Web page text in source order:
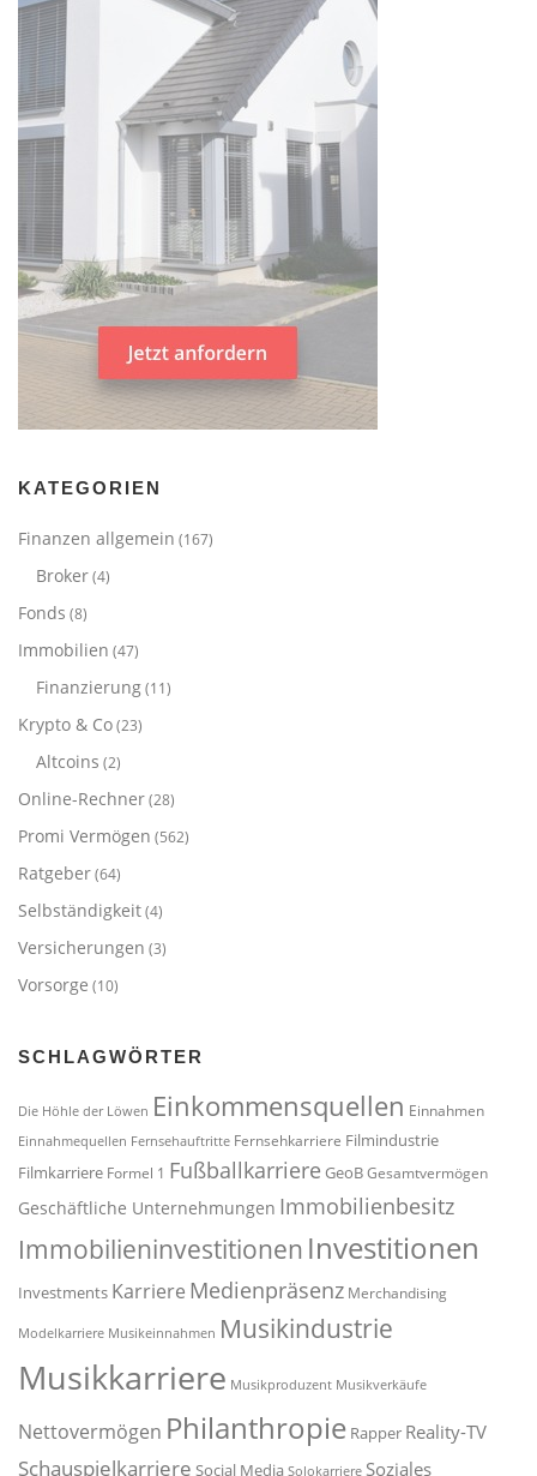
KATEGORIEN
Finanzen allgemein (167)
Broker(4)
Fonds (8)
Immobilien (47)
Finanzierung(11)
Krypto & Co(23)
Altcoins (2)
Online-Rechner(28)
Promi Vermögen (562)
Ratgeber(64)
Selbständigkeit(4)
Versicherungen (3)
Vorsorge (10)
SCHLAGWÖRTER
Die Höhle der Löwen Einkommensquellen Einnahmen
Einnahmequellen Fernsehauftritte Fernsehkarriere Filmindustrie
Filmkarriere Formel 1 Fußballkarriere GeoBGesamtvermögen
Geschäftliche Unternehmungen Immobilienbesitz
Immobilieninvestitionen Investitionen
Investments Karriere Medienpräsenz Merchandising
Modelkarriere Musikeinnahmen Musikindustrie
Musikkarriere Musikproduzent Musikverkäufe
Nettovermögen Philanthropie Rapper Reality-TV
Schauspielkarriere Social Media Solokarriere Soziales